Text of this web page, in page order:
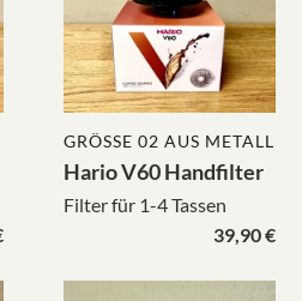
GRÖSSE 02 AUS METALL
Hario V60 Handfilter
Filter für 1-4 Tassen
39,90 €